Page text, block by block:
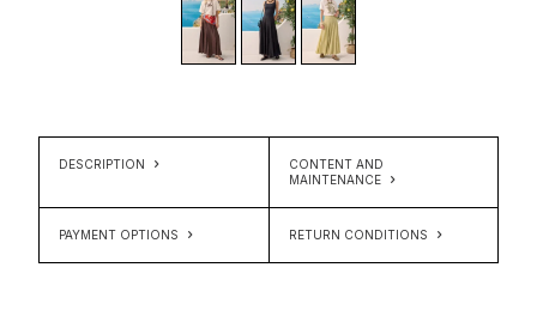
DESCRIPTION
CONTENT AND
MAINTENANCE
PAYMENT OPTIONS RETURN CONDITIONS